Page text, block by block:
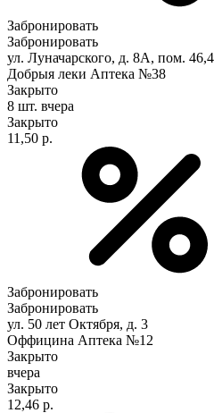
Забронировать
Забронировать
ул. Луначарского, д. 8А, пом.
Добрыя леки Аптека №38
Закрыто
8 шт. вчера
Закрыто
11,50 р.
Забронировать
Забронировать
ул. 50 лет Октября, д. 3
Оффицина Аптека №12
Закрыто
вчера
Закрыто
12,46 р.